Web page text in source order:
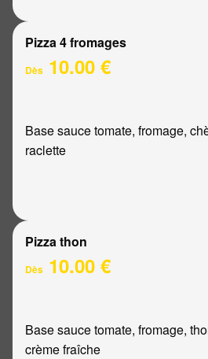
Pizza 4 fromages
Dès 10.00 €
Base sauce tomate, fromage,
raclette
Pizza thon
Dès 10.00 €
Base sauce tomate, fromage,
crème fraîche